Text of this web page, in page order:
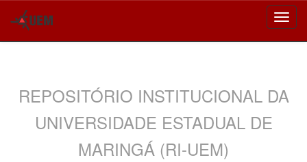
REPOSITÓRIO INSTITUCIONAL DA
UNIVERSIDADE ESTADUAL DE
MARINGÁ (RI-UEM)